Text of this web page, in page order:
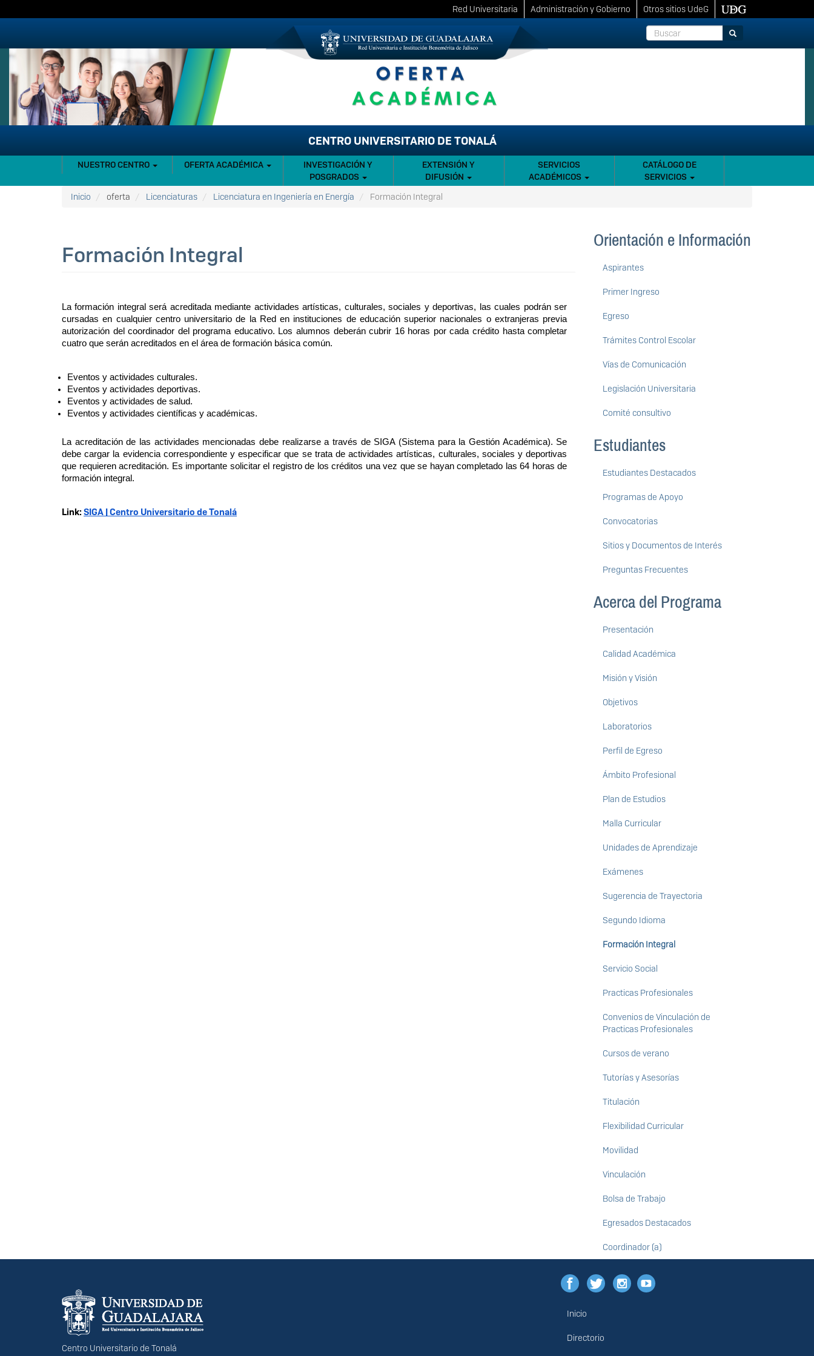
al
Red Universitaria Administración y Gobierno
Otros sitios UdeG
Buscar
Buscar
CENTRO UNIVERSITARIO DE TONALÁ
NAVEGACIÓN
PRINCIPAL
NUESTRO CENTRO OFERTA ACADÉMICA
INVESTIGACIÓN Y
POSGRADOS
EXTENSIÓN Y
DIFUSIÓN
SERVICIOS
ACADÉMICOS
CATÁLOGO DE
SERVICIOS
Inicio
oferta Licenciaturas Licenciatura en Ingeniería en Energía Formación Integral
Formación Integral
La formación integral será acreditada mediante actividades artísticas, culturales, sociales y deportivas, las cuales podrán ser
cursadas en cualquier centro universitario de la Red en instituciones de educación superior nacionales o extranjeras previa
autorización del coordinador del programa educativo. Los alumnos deberán cubrir 16 horas por cada crédito hasta completar
cuatro que serán acreditados en el área de formación básica común.
Eventos y actividades culturales.
Eventos y actividades deportivas.
Eventos y actividades de salud.
Eventos y actividades científicas y académicas.
La acreditación de las actividades mencionadas debe realizarse a través de SIGA (Sistema para la Gestión Académica). Se
debe cargar la evidencia correspondiente y especificar que se trata de actividades artísticas, culturales, sociales y deportivas
que requieren acreditación. Es importante solicitar el registro de los créditos una vez que se hayan completado las 64 horas de
formación integral.
Link: SIGA | Centro Universitario de Tonalá
Orientación e Información
Aspirantes
Primer Ingreso
Egreso
Trámites Control Escolar
Vías de Comunicación
Legislación Universitaria
Comité consultivo
Estudiantes
Estudiantes Destacados
Programas de Apoyo
Convocatorias
Sitios y Documentos de Interés
Preguntas Frecuentes
Acerca del Programa
Presentación
Calidad Académica
Misión y Visión
Objetivos
Laboratorios
Perfil de Egreso
Ámbito Profesional
Plan de Estudios
Malla Curricular
Unidades de Aprendizaje
Exámenes
Sugerencia de Trayectoria
Segundo Idioma
Formación Integral
Servicio Social
Practicas Profesionales
Convenios de Vinculación de
Practicas Profesionales
Cursos de verano
Tutorías y Asesorías
Titulación
Flexibilidad Curricular
Movilidad
Vinculación
Bolsa de Trabajo
Egresados Destacados
Coordinador (a)
Información del portal
Centro Universitario de Tonalá
Menú
principal
Inicio
Directorio